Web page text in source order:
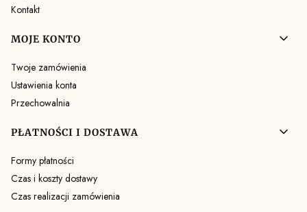
Kontakt
MOJE KONTO
Twoje zamówienia
Ustawienia konta
Przechowalnia
PŁATNOŚCI I DOSTAWA
Formy płatności
Czas i koszty dostawy
Czas realizacji zamówienia